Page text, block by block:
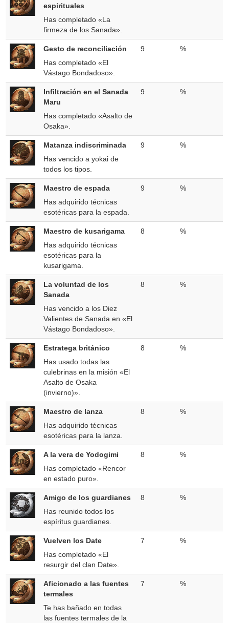
espirituales
Has completado «La
firmeza de los Sanada».
Gesto de reconciliación
Has completado «El
Vástago Bondadoso».
9 %
Infiltración en el Sanada
Maru
Has completado «Asalto de
Osaka».
9 %
Matanza indiscriminada
Has vencido a yokai de
todos los tipos.
9 %
Maestro de espada
Has adquirido técnicas
esotéricas para la espada.
9 %
Maestro de kusarigama
Has adquirido técnicas
esotéricas para la
kusarigama.
8 %
La voluntad de los
Sanada
Has vencido a los Diez
Valientes de Sanada en «El
Vástago Bondadoso».
8 %
Estratega británico
Has usado todas las
culebrinas en la misión «El
Asalto de Osaka
(invierno)».
8 %
Maestro de lanza
Has adquirido técnicas
esotéricas para la lanza.
8 %
A la vera de Yodogimi
Has completado «Rencor
en estado puro».
8 %
Amigo de los guardianes
Has reunido todos los
espíritus guardianes.
8 %
Vuelven los Date
Has completado «El
resurgir del clan Date».
7 %
Aficionado a las fuentes
termales
Te has bañado en todas
las fuentes termales de la
7 %